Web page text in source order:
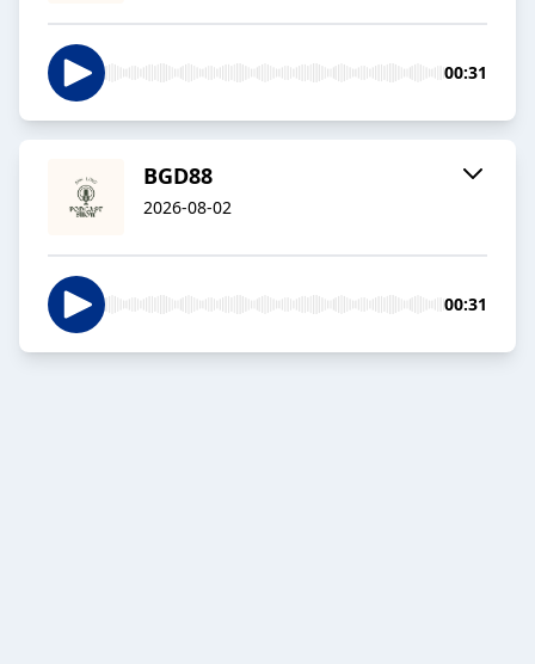
00:31
BGD88
2026-08-02
00:31